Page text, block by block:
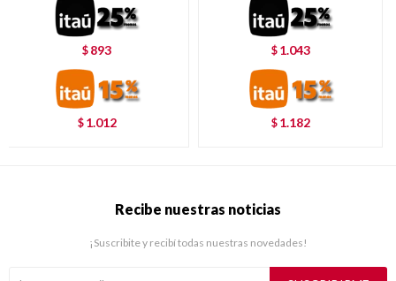
$ 893
$ 1.012
$ 1.043
$ 1.182
Recibe nuestras noticias
¡Suscribite y recibí todas nuestras novedades!